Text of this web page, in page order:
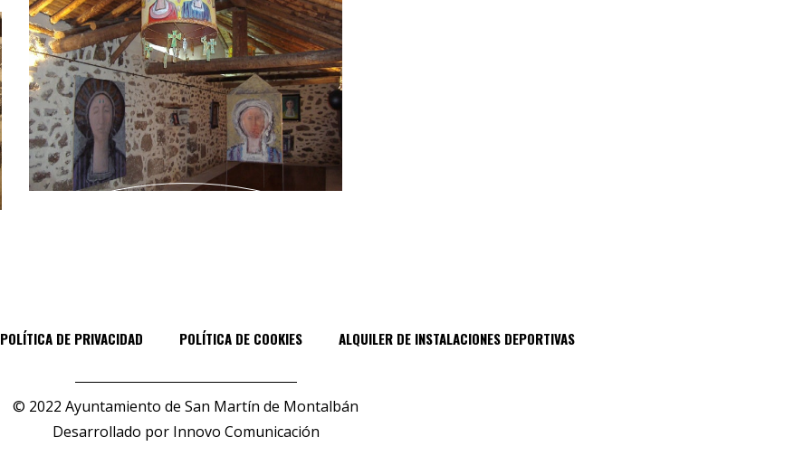
POLÍTICA DE PRIVACIDAD POLÍTICA DE COOKIES ALQUILER DE INSTALACIONES DEPORTIVAS
© 2022 Ayuntamiento de San Martín de Montalbán
Desarrollado por Innovo Comunicación